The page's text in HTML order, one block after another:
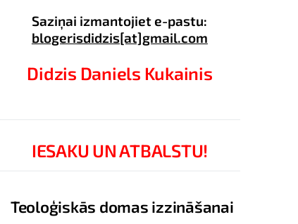
Saziņai izmantojiet e-pastu:
blogerisdidzis[at]gmail.com
Didzis Daniels Kukainis
IESAKU UN ATBALSTU!
Teoloģiskās domas izzināšanai